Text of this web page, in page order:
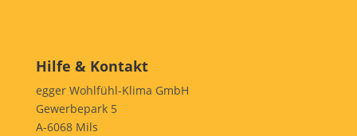
Hilfe & Kontakt
egger Wohlfühl-Klima GmbH
Gewerbepark 5
A-6068 Mils